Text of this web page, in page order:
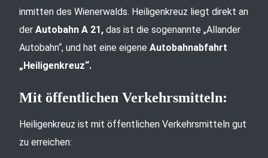
inmitten des Wienerwalds. Heiligenkreuz liegt direkt an
der Autobahn A 21, das ist die sogenannte „Allander
Autobahn“, und hat eine eigene Autobahnabfahrt
„Heiligenkreuz“.
Mit öffentlichen Verkehrsmitteln:
Heiligenkreuz ist mit öffentlichen Verkehrsmitteln gut
zu erreichen: